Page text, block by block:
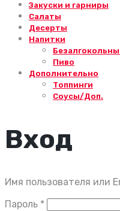
Закуски и гарниры
Салаты
Десерты
Напитки
Пиво
Дополнительно
Топпинги
Соусы/Доп.
Вход
Имя пользователя или
Пароль *